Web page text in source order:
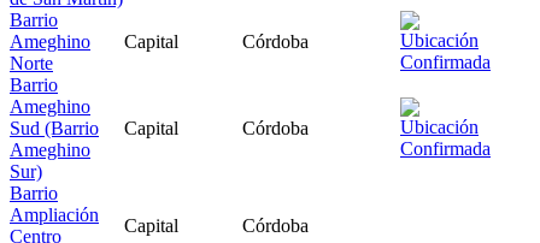
Barrio
Ameghino
Norte
Capital Córdoba
Barrio
Ameghino
Sud (Barrio
Ameghino
Sur)
Capital Córdoba
Barrio
Ampliación
Centro
Capital Córdoba